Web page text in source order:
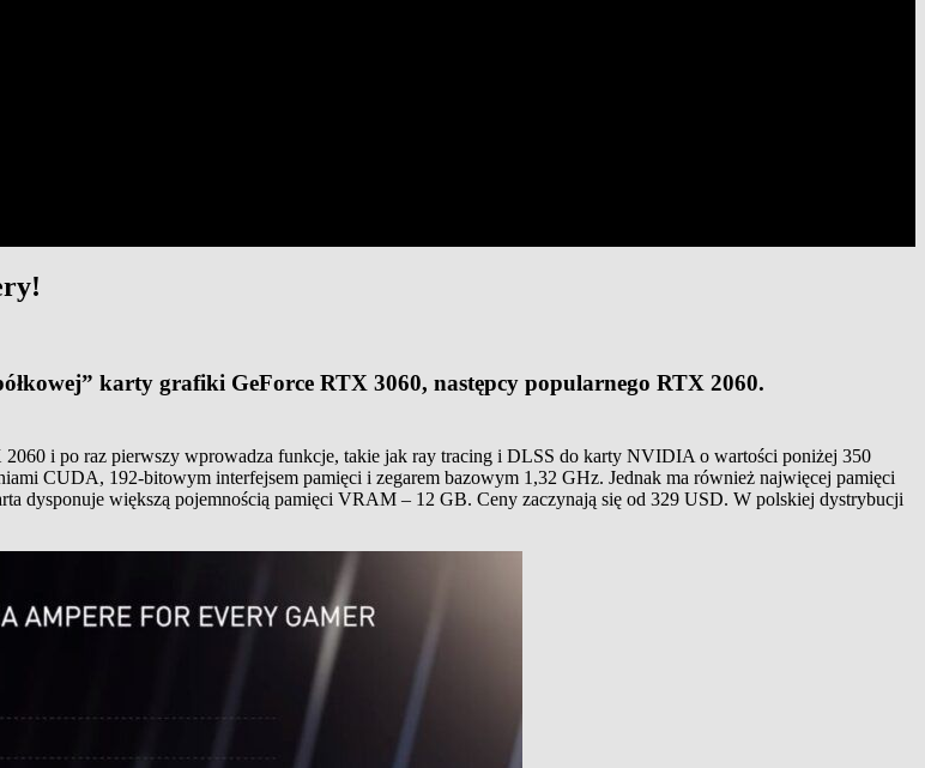
karty grafiki GeForce RTX 3060, następcy popularnego RTX 2060.
i po raz pierwszy wprowadza funkcje, takie jak ray tracing i DLSS do karty NVIDIA o wartości poniżej 350
CUDA, 192-bitowym interfejsem pamięci i zegarem bazowym 1,32 GHz. Jednak ma również najwięcej pamięci
dysponuje większą pojemnością pamięci VRAM – 12 GB. Ceny zaczynają się od 329 USD. W polskiej dystrybucji